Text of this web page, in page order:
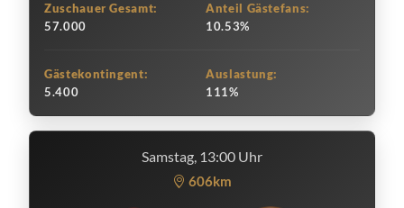
Zuschauer Gesamt:
57.000
Anteil Gästefans:
10.53%
Gästekontingent:
5.400
Auslastung:
111%
Samstag, 13:00 Uhr
606km